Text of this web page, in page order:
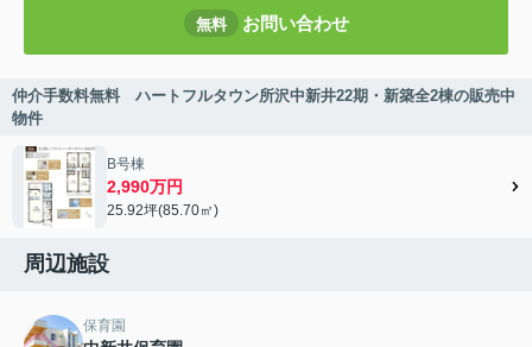
無料 お問い合わせ
仲介手数料無料 ハートフルタウン所沢中新井22期・新築全2棟の販売中
物件
B号棟
2,990万円
25.92坪(85.70㎡)
周辺施設
保育園